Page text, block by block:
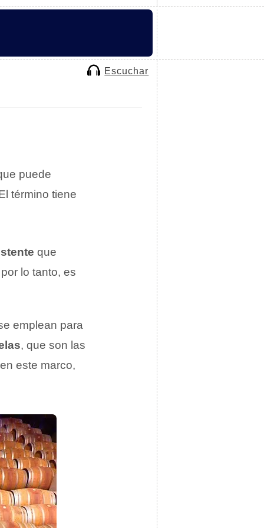
Escuchar
puede
término tiene
que
lo tanto, es
emplean para
, que son las
este marco,